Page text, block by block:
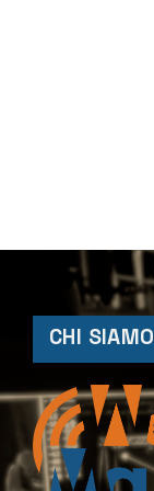
CHI SIAMO